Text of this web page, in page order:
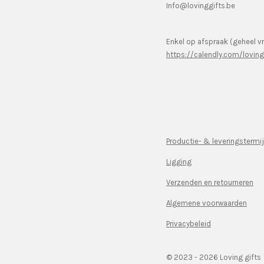
Info@lovinggifts.be
Enkel op afspraak (geheel
https://calendly.com/
Productie- &
Ligging
Verzenden en retourneren
Algemene voorwaarden
Privacybeleid
© 2023 - 2026 Loving gifts